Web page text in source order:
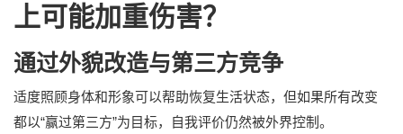
上可能加重伤害？
通过外貌改造与第三方竞争
适度照顾身体和形象可以帮助恢复生活状态，但如果所有改变
都以“赢过第三方”为目标，自我评价仍然被外界控制。